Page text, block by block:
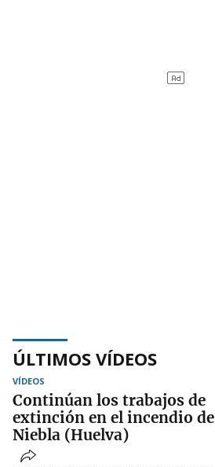
ÚLTIMOS VÍDEOS
VÍDEOS
Continúan los trabajos de
extinción en el incendio de
Niebla (Huelva)